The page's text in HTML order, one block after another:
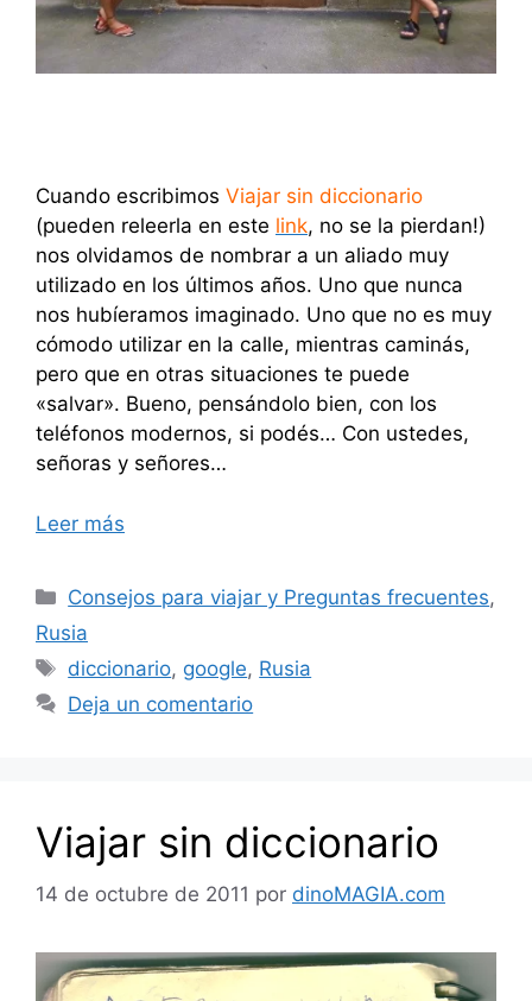
Cuando escribimos Viajar sin diccionario
(pueden releerla en este link, no se la pierdan!)
nos olvidamos de nombrar a un aliado muy
utilizado en los últimos años. Uno que nunca
nos hubíeramos imaginado. Uno que no es muy
cómodo utilizar en la calle, mientras caminás,
pero que en otras situaciones te puede
«salvar». Bueno, pensándolo bien, con los
teléfonos modernos, si podés… Con ustedes,
señoras y señores…
Leer más
Categorías
Consejos para viajar y Preguntas frecuentes,
Rusia
Etiquetas
diccionario, google, Rusia
Deja un comentario
Viajar sin diccionario
14 de octubre de 2011 por dinoMAGIA.com